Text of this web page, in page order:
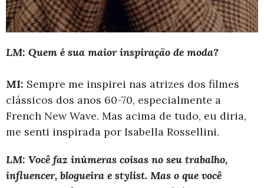
LM: Quem é sua maior inspiração de moda?
MI: Sempre me inspirei nas atrizes dos filmes
clássicos dos anos 60-70, especialmente a
French New Wave. Mas acima de tudo, eu diria,
me senti inspirada por Isabella Rossellini.
LM: Você faz inúmeras coisas no seu trabalho,
influencer, blogueira e stylist. Mas o que você